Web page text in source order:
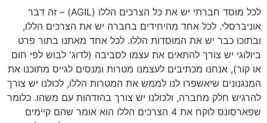
לכל מוסד חברתי יש את כל הצרכים הללו (AGIL) – זה דבר
אוניברסלי. לכל אחד מהיחידים בחברה יש את הצרכים הללו,
ובתוכו כבר יש את המוסדות הללו. לכל אחד מאתנו בתור פרט
ביולוגי יש צורך להתאים את עצמו לסביבה (לדוג' לבוש לפי חום
או קור), אנחנו מכתיבים לעצמנו מטרות ומנסים לגייס מתוכנו את
המנגנונים שיאשפרו לנו לממש את המטרות הללו, לכולנו יש צורך
להרגיש חלק מחברה, ולכולנו יש צורך בהזדהות עם משהו. כלומר
שפארסונס לוקח את 4 הצרכים הללו הוא אומר שהם קיימים